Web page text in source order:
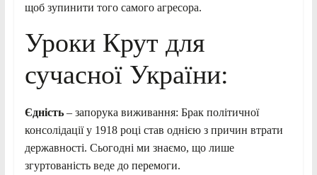
щоб зупинити того самого агресора.
Уроки Крут для
сучасної України:
Єдність– запорука виживання: Брак політичної
консолідації у 1918 році став однією з причин втрати
державності. Сьогодні ми знаємо, що лише
згуртованість веде до перемоги.